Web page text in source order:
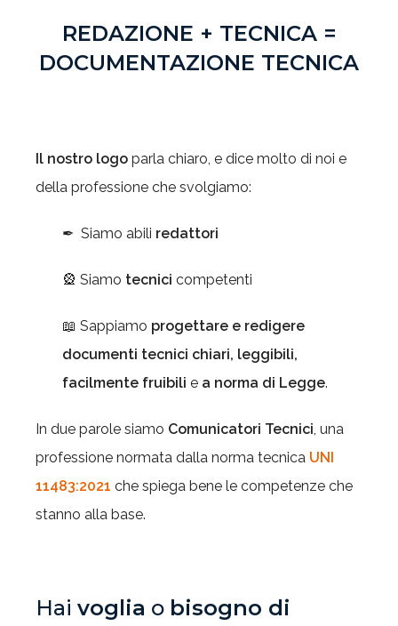
REDAZIONE + TECNICA =
DOCUMENTAZIONE TECNICA
Il nostro logo parla chiaro, e dice molto di noi e
della professione che svolgiamo:
✒ Siamo abili redattori
🎡 Siamo tecnici competenti
📖 Sappiamo progettare e redigere
documenti tecnici chiari, leggibili,
facilmente fruibili e a norma di Legge.
In due parole siamo Comunicatori Tecnici, una
professione normata dalla norma tecnica UNI
11483:2021 che spiega bene le competenze che
stanno alla base.
Hai voglia o bisogno di